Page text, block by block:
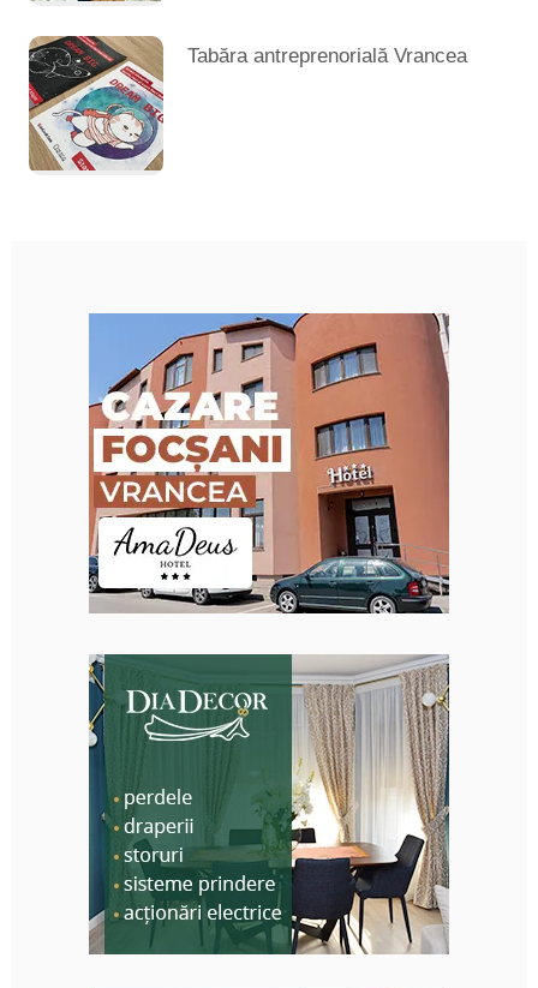
Tabăra antreprenorială Vrancea